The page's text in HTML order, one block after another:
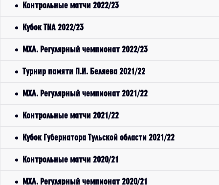
Контрольные матчи 2022/23
Кубок TNA 2022/23
МХЛ. Регулярный чемпионат 2022/23
Турнир памяти П.И. Беляева 2021/22
МХЛ. Регулярный чемпионат 2021/22
Контрольные матчи 2021/22
Кубок Губернатора Тульской области 2021/22
Контрольные матчи 2020/21
МХЛ. Регулярный чемпионат 2020/21